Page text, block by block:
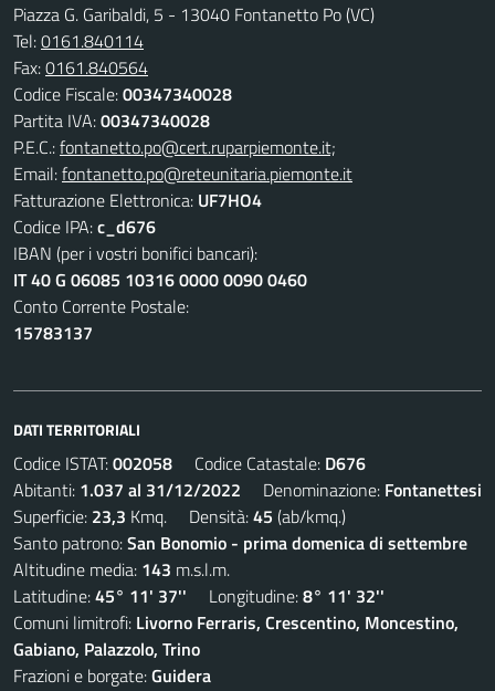
Piazza G. Garibaldi, 5 - 13040 Fontanetto Po (VC)
Tel:0161.840114
Fax:0161.840564
Codice Fiscale:00347340028
Partita IVA:00347340028
P.E.C.:fontanetto.po@cert.ruparpiemonte.it;
Email:fontanetto.po@reteunitaria.piemonte.it
Fatturazione Elettronica: UF7HO4
Codice IPA:c_d676
IBAN (per i vostri bonifici bancari):
IT 40 G 06085 10316 0000 0090 0460
Conto Corrente Postale:
15783137
DATI TERRITORIALI
Codice ISTAT:002058 Codice Catastale: D676
Abitanti: 1.037 al 31/12/2022 Denominazione: Fontanettesi
Superficie: 23,3 Kmq. Densità:45 (ab/kmq.)
Santo patrono:San Bonomio - prima domenica di settembre
Altitudine media: 143 m.s.l.m.
Latitudine:45° 11' 37'' Longitudine:8° 11' 32''
Comuni limitrofi: Livorno Ferraris, Crescentino, Moncestino,
Gabiano, Palazzolo, Trino
Frazioni e borgate:Guidera